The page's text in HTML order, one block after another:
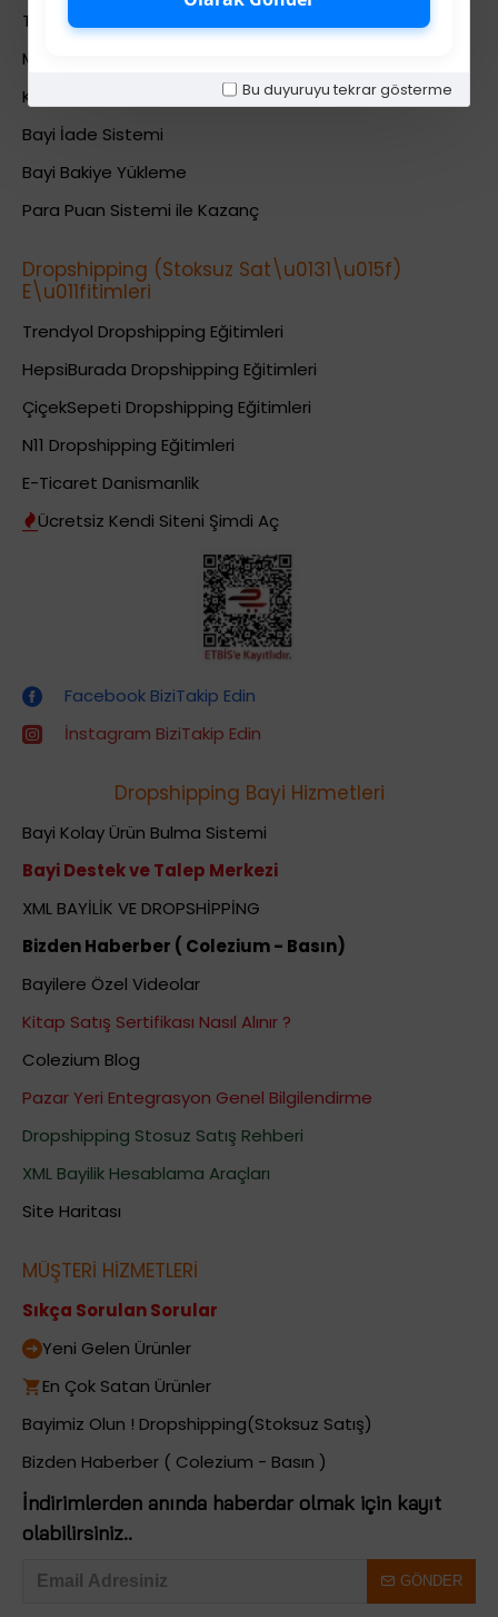
Bu duyuruyu tekrar gösterme
Teslimat Bilgileri
Mesafeli Satış Sözleşmesi
Kariyer
Bayi İade Sistemi
Bayi Bakiye Yükleme
Para Puan Sistemi ile Kazanç
Dropshipping (Stoksuz Sat\u0131\u015f)
E\u011fitimleri
Trendyol Dropshipping Eğitimleri
HepsiBurada Dropshipping Eğitimleri
ÇiçekSepeti Dropshipping Eğitimleri
N11 Dropshipping Eğitimleri
E-Ticaret Danismanlik
Ücretsiz Kendi Siteni Şimdi Aç
Facebook BiziTakip Edin
İnstagram BiziTakip Edin
Dropshipping Bayi Hizmetleri
Bayi Kolay Ürün Bulma Sistemi
Bayi Destek ve Talep Merkezi
XML BAYİLİK VE DROPSHİPPİNG
Bizden Haberber ( Colezium - Basın)
Bayilere Özel Videolar
Kitap Satış Sertifikası Nasıl Alınır ?
Colezium Blog
Pazar Yeri Entegrasyon Genel Bilgilendirme
Dropshipping Stosuz Satış Rehberi
XML Bayilik Hesablama Araçları
Site Haritası
MÜŞTERİ HİZMETLERİ
Sıkça Sorulan Sorular
Yeni Gelen Ürünler
En Çok Satan Ürünler
Bayimiz Olun ! Dropshipping(Stoksuz Satış)
Bizden Haberber ( Colezium - Basın )
İndirimlerden anında haberdar olmak için kayıt
olabilirsiniz..
GÖNDER